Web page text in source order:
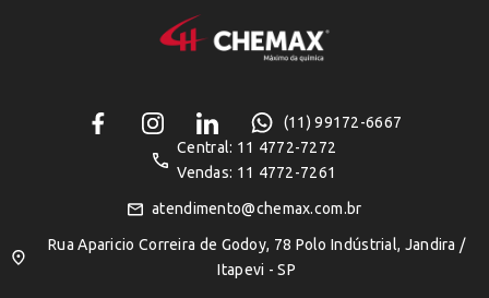
(11) 99172-6667
Central: 11 4772-7272
Vendas: 11 4772-7261
atendimento@chemax.com.br
Rua Aparicio Correira de Godoy, 78 Polo Indústrial, Jandira /
Itapevi - SP